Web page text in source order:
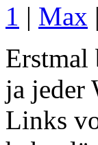
1 | Max
Erstmal
ja jeder
Links